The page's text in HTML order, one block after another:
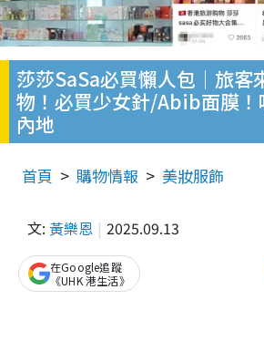
莎莎SaSa必買懶人包｜旅客
物！必買少女針/Abib面膜！
內地
首頁 購物情報 美妝服飾
文: 黃樂恩 2025.09.13
在Google追蹤
《UHK 港生活》